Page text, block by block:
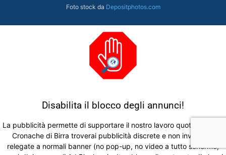
Foto stock da Depositphotos.com
Disabilita il blocco degli annunci!
La pubblicità permette di supportare il nostro lavoro quotidiano. Su
Cronache di Birra troverai pubblicità discrete e non invadenti,
relegate a normali banner (no pop-up, no video a tutto schermo,